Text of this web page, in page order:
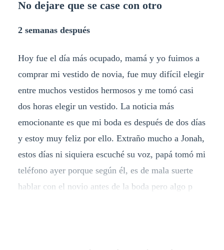
No dejare que se case con otro
2 semanas después
Hoy fue el día más ocupado, mamá y yo fuimos a
comprar mi vestido de novia, fue muy difícil elegir
entre muchos vestidos hermosos y me tomó casi
dos horas elegir un vestido. La noticia más
emocionante es que mi boda es después de dos días
y estoy muy feliz por ello. Extraño mucho a Jonah,
estos días ni siquiera escuché su voz, papá tomó mi
teléfono ayer porque según él, es de mala suerte
hablar con el novio antes de la boda pero algo p